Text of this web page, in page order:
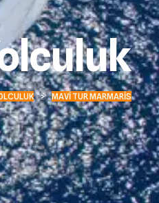
> MAVI TUR MARMARIS